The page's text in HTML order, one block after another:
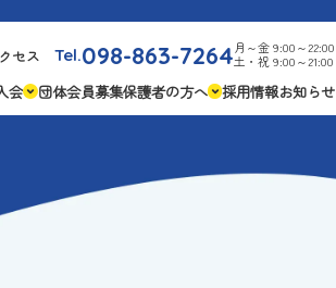
セス Tel.098-863-7264月～金 9:00～22:00
土・祝 9:00～21:00
会
ンペーン情報
ある質問
団体会員募集保護者の方へ
ゴールデンエイジ
採用情報お知らせ